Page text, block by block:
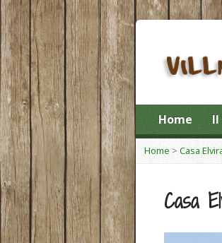
Home Il
Home > Casa
Casa